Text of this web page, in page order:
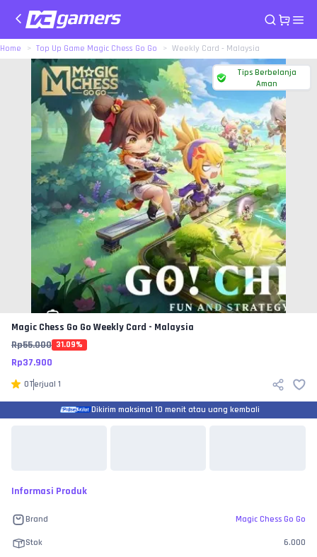
Home Top Up Game Magic Chess Go Go Weekly Card - Malaysia
Tips Berbelanja
Aman
Magic Chess Go Go Weekly Card - Malaysia
Rp55.000 31.09%
Rp37.900
0Terjual 1
Dikirim maksimal 10 menit atau uang kembali
Informasi Produk
Brand Magic Chess Go Go
Stok 6.000